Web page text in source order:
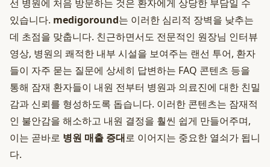
선 병원에 처음 방문하는 것은 환자에게 상당한 부담일 수
있습니다. medigoround는 이러한 심리적 장벽을 낮추는
데 초점을 맞춥니다. 친근하면서도 전문적인 원장님 인터뷰
영상, 병원의 쾌적한 내부 시설을 보여주는 랜선 투어, 환자
들이 자주 묻는 질문에 상세히 답변하는 FAQ 콘텐츠 등을
통해 잠재 환자들이 내원 전부터 병원과 의료진에 대한 친밀
감과 신뢰를 형성하도록 돕습니다. 이러한 콘텐츠는 잠재적
인 불안감을 해소하고 내원 결정을 훨씬 쉽게 만들어주며,
이는 곧바로 병원 매출 증대로 이어지는 중요한 열쇠가 됩니
다.